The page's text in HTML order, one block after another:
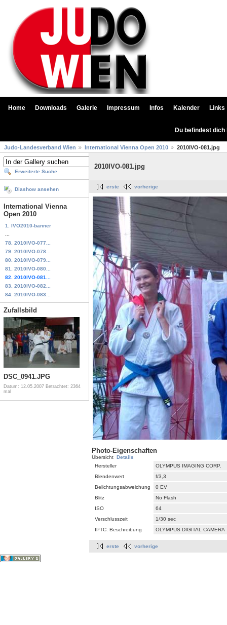
Home Downloads Galerie Impressum Infos Kalender Links
Du befindest
Judo-Landesverband Wien International Vienna Open 2010 2010IVO-081.jpg
Erweiterte Suche
Diashow ansehen
International Vienna
Open 2010
1. IVO2010-banner
78. 2010IVO-077...
79. 2010IVO-078...
80. 2010IVO-079...
81. 2010IVO-080...
82. 2010IVO-081...
83. 2010IVO-082...
84. 2010IVO-083...
Zufallsbild
DSC_0941.JPG
Datum: 12.05.2007 Betrachtet: 2364
mal
2010IVO-081.jpg
erste vorherige
Photo-Eigenschaften
Übersicht Details
Hersteller
OLYMPUS IMAGING CORP.
Blendenwert
f/3,3
Belichtungsabweichung
0 EV
Blitz
No Flash
ISO
64
Verschlusszeit
1/30 sec
IPTC: Beschreibung
OLYMPUS DIGITAL CAMERA
erste vorherige